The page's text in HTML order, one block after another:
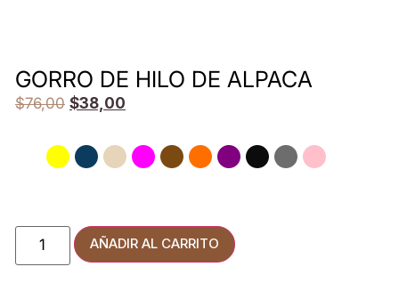
GORRO DE HILO DE ALPACA
$76,00 $38,00
AÑADIR AL CARRITO